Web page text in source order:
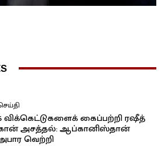
விக்கெட்டுகளைக் கைப்பற்றி ரஷீத்
அசத்தல்: ஆப்கானிஸ்தான்
வெற்றி